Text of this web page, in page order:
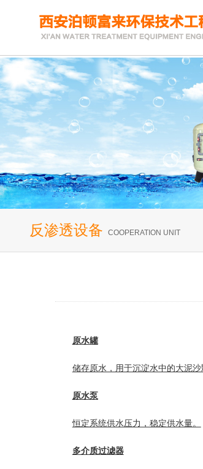
反渗透设备 COOPERATION UNIT
原水罐
储存原水，用于沉淀水中的大泥
原水泵
恒定系统供水压力，稳定供水量。
多介质过滤器